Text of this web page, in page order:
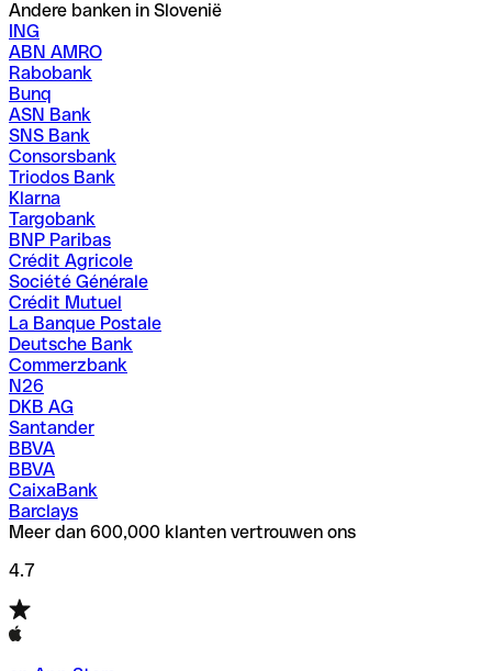
Andere banken in Slovenië
ING
ABN AMRO
Rabobank
Bunq
ASN Bank
SNS Bank
Consorsbank
Triodos Bank
Klarna
Targobank
BNP Paribas
Crédit Agricole
Société Générale
Crédit Mutuel
La Banque Postale
Deutsche Bank
Commerzbank
N26
DKB AG
Santander
BBVA
BBVA
CaixaBank
Barclays
Meer dan 600,000 klanten vertrouwen ons
4.7